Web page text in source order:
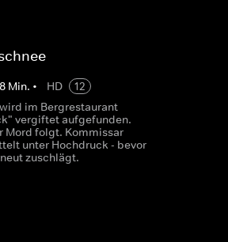
Min. • HD
12
im Bergrestaurant
vergiftet aufgefunden.
Mord folgt. Kommissar
unter Hochdruck - bevor
zuschlägt.